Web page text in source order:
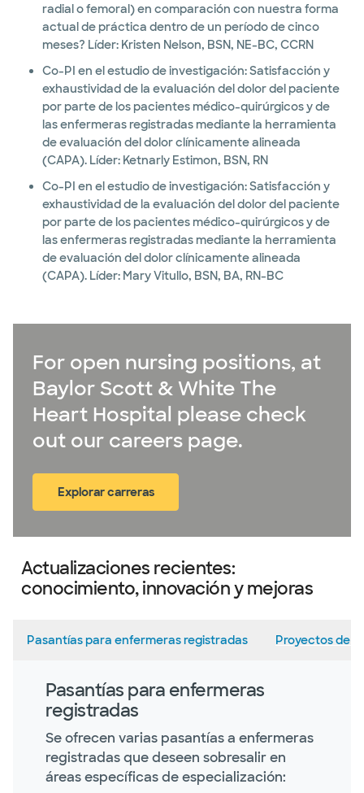
radial o femoral) en comparación con nuestra forma
actual de práctica dentro de un período de cinco
meses? Líder: Kristen Nelson, BSN, NE-BC, CCRN
Co-PI en el estudio de investigación: Satisfacción y
exhaustividad de la evaluación del dolor del paciente
por parte de los pacientes médico-quirúrgicos y de
las enfermeras registradas mediante la herramienta
de evaluación del dolor clínicamente alineada
(CAPA). Líder: Ketnarly Estimon, BSN, RN
Co-PI en el estudio de investigación: Satisfacción y
exhaustividad de la evaluación del dolor del paciente
por parte de los pacientes médico-quirúrgicos y de
las enfermeras registradas mediante la herramienta
de evaluación del dolor clínicamente alineada
(CAPA). Líder: Mary Vitullo, BSN, BA, RN-BC
For open nursing positions, at
Baylor Scott & White The
Heart Hospital please check
out our careers page.
Explorar carreras(abre en ventana nueva)
Actualizaciones recientes:
conocimiento, innovación y mejoras
Pasantías para enfermeras registradas Proyectos de
Pasantías para enfermeras
registradas
Se ofrecen varias pasantías a enfermeras
registradas que deseen sobresalir en
áreas específicas de especialización: